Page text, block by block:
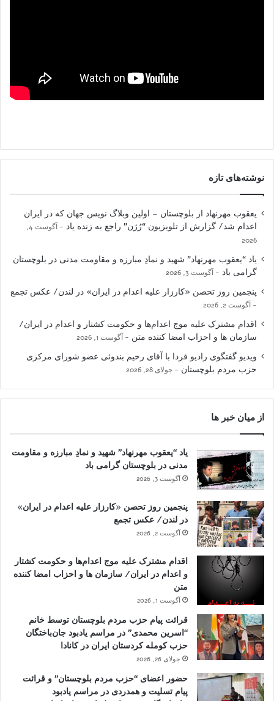
نوشته‌های تازه
یعقوب مهرنهاد از بلوچستان – اولین وبلاگ نویس جهان که در ایران
اعدام شد/ گزارش از تلویزیون “رُژن” راجع به زنده یاد
آگوست 4,
2026
یاد “یعقوب مهرنهاد” شهید و نمادِ مبارزه و مقاومت مدنی در بلوچستان
گرامی باد
آگوست 3, 2026
پنجمین روز تحصن «کارزار علیه اعدام در ایران» در لندن/ عکس تجمع
آگوست 2, 2026
اقدام مشترک علیه موج اعدام‌ها و حکومت کشتار و اعدام در ایران/
سازمان ها و احزاب امضا کننده متن
آگوست 1, 2026
ویدیو گفتگوی رادیو فردا با آقای رحیم بندوئی عضو شورای مرکزی
حزب مردم بلوچستان
جولای 28, 2026
از میان خبر ها
یاد “یعقوب مهرنهاد” شهید و نمادِ مبارزه و مقاومت
مدنی در بلوچستان گرامی باد
آگوست 3, 2026
پنجمین روز تحصن «کارزار علیه اعدام در ایران»
در لندن/ عکس تجمع
آگوست 2, 2026
اقدام مشترک علیه موج اعدام‌ها و حکومت کشتار
و اعدام در ایران/ سازمان ها و احزاب امضا کننده
متن
آگوست 1, 2026
قرائت پیام حزب مردم بلوچستان توسط خانم
“اسرین محمدی” در مراسم یادبود جان‌باختگان
حزب کومله کردستان ایران در کانادا
جولای 26, 2026
حضور اعضای “حزب مردم بلوچستان” و قرائت
پیام تسلیت و همدردی در مراسم یادبود